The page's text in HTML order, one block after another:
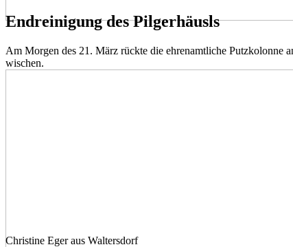
Endreinigung des Pilgerhäusls
Am Morgen des 21. März rückte die ehrenamtliche Putzkolonne
wischen.
Christine Eger aus Waltersdorf